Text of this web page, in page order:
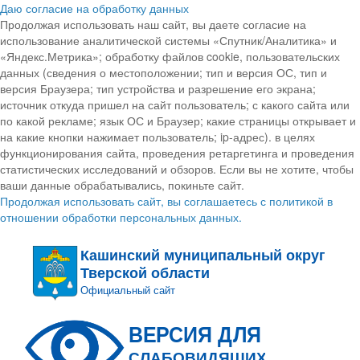
Даю согласие на обработку данных
Продолжая использовать наш сайт, вы даете согласие на
использование аналитической системы «Спутник/Аналитика» и
«Яндекс.Метрика»; обработку файлов cookie, пользовательских
данных (сведения о местоположении; тип и версия ОС, тип и
версия Браузера; тип устройства и разрешение его экрана;
источник откуда пришел на сайт пользователь; с какого сайта или
по какой рекламе; язык ОС и Браузер; какие страницы открывает и
на какие кнопки нажимает пользователь; ip-адрес). в целях
функционирования сайта, проведения ретаргетинга и проведения
статистических исследований и обзоров. Если вы не хотите, чтобы
ваши данные обрабатывались, покиньте сайт.
Продолжая использовать сайт, вы соглашаетесь с политикой в
отношении обработки персональных данных.